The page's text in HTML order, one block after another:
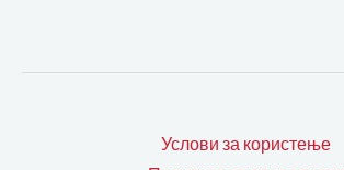
Услови за користење